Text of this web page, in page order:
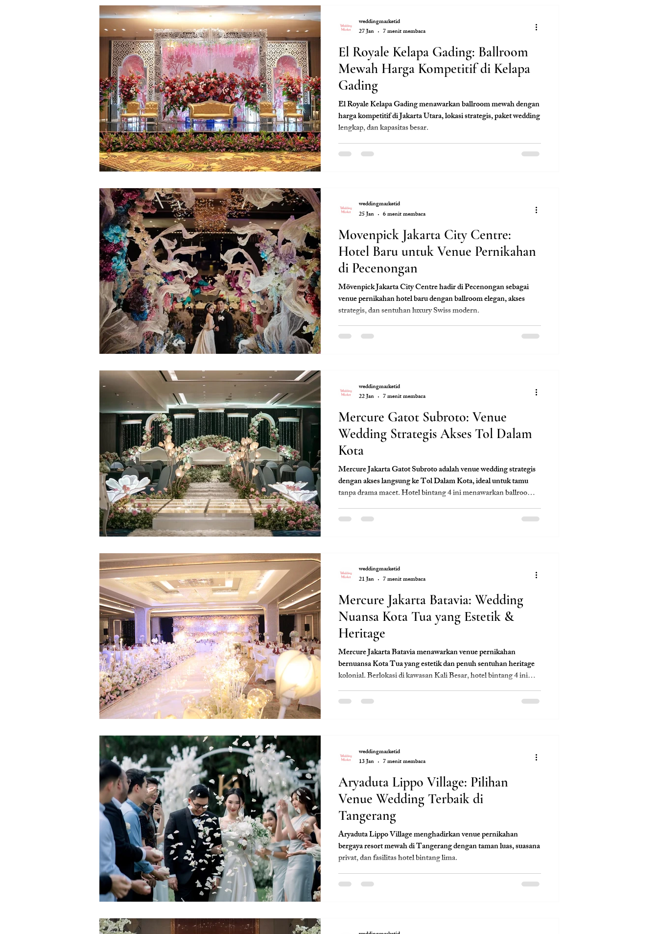
El Royale Kelapa Gading: Ballroom
Mewah Harga Kompetitif di Kelapa
Gading
El Royale Kelapa Gading menawarkan ballroom mewah dengan
harga kompetitif di Jakarta Utara, lokasi strategis, paket wedding
lengkap, dan kapasitas besar.
weddingmarketid
27 Jan
7 menit membaca
Movenpick Jakarta City Centre:
Hotel Baru untuk Venue Pernikahan
di Pecenongan
Mövenpick Jakarta City Centre hadir di Pecenongan sebagai
venue pernikahan hotel baru dengan ballroom elegan, akses
strategis, dan sentuhan luxury Swiss modern.
weddingmarketid
25 Jan
6 menit membaca
Mercure Gatot Subroto: Venue
Wedding Strategis Akses Tol Dalam
Kota
Mercure Jakarta Gatot Subroto adalah venue wedding strategis
dengan akses langsung ke Tol Dalam Kota, ideal untuk tamu
tanpa drama macet. Hotel bintang 4 ini menawarkan ballroom
modern, fasilitas lengkap, dan lokasi premium di koridor bisnis
Jakarta. Cocok untuk akad dan resepsi praktis namun tetap
weddingmarketid
22 Jan
7 menit membaca
Mercure Jakarta Batavia: Wedding
Nuansa Kota Tua yang Estetik &
Heritage
Mercure Jakarta Batavia menawarkan venue pernikahan
bernuansa Kota Tua yang estetik dan penuh sentuhan heritage
kolonial. Berlokasi di kawasan Kali Besar, hotel bintang 4 ini
cocok untuk akad, resepsi indoor maupun outdoor dengan latar
historis yang unik dan Instagramable. Bersama Clara Wedding,
weddingmarketid
21 Jan
7 menit membaca
Aryaduta Lippo Village: Pilihan
Venue Wedding Terbaik di
Tangerang
Aryaduta Lippo Village menghadirkan venue pernikahan
bergaya resort mewah di Tangerang dengan taman luas, suasana
privat, dan fasilitas hotel bintang lima.
weddingmarketid
13 Jan
7 menit membaca